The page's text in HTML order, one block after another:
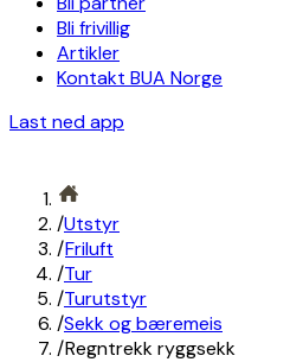
Bli frivillig
Artikler
Kontakt BUA Norge
Last ned app
/Utstyr
/Friluft
/Tur
/Turutstyr
/Sekk og bæremeis
/Regntrekk ryggsekk